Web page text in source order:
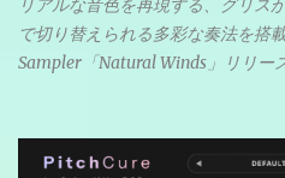
リアルな音色を再現する、グリス
で切り替えられる多彩な奏法を搭
Sampler「Natural Winds」リリー